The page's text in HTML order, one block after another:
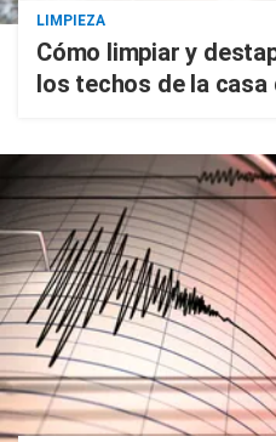
LIMPIEZA
Cómo limpiar y
los techos de la